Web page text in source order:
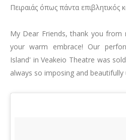
Gallery
Photos
Videos
Contact
Πειραιάς όπως πάντα επιβλητικός
My Dear Friends, thank you
your warm embrace! Our
Island' in Veakeio Theatre was
always so imposing and beautifully